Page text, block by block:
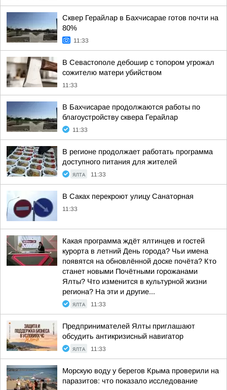
Сквер Герайлар в Бахчисарае готов почти на
80%
11:33
В Севастополе дебошир с топором угрожал
сожителю матери убийством
11:33
В Бахчисарае продолжаются работы по
благоустройству сквера Герайлар
11:33
В регионе продолжает работать программа
доступного питания для жителей
ЯЛТА 11:33
В Саках перекроют улицу Санаторная
11:33
Какая программа ждёт ялтинцев и гостей
курорта в летний День города? Чьи имена
появятся на обновлённой доске почёта? Кто
станет новыми Почётными горожанами
Ялты? Что изменится в культурной жизни
региона? На эти и другие...
ЯЛТА 11:33
Предпринимателей Ялты приглашают
обсудить антикризисный навигатор
ЯЛТА 11:33
Морскую воду у берегов Крыма проверили на
паразитов: что показало исследование